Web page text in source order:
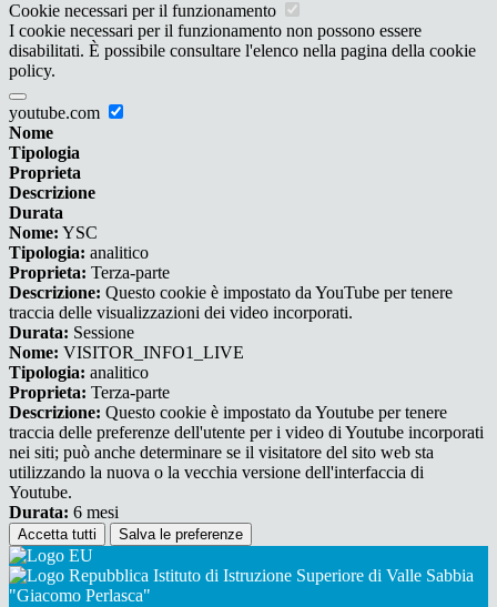
Cookie necessari per il funzionamento
I cookie necessari per il funzionamento non possono essere
disabilitati. È possibile consultare l'elenco nella pagina della cookie
policy.
youtube.com
Nome
Tipologia
Proprieta
Descrizione
Durata
Nome: YSC
Tipologia: analitico
Proprieta: Terza-parte
Descrizione: Questo cookie è impostato da YouTube per tenere
traccia delle visualizzazioni dei video incorporati.
Durata: Sessione
Nome: VISITOR_INFO1_LIVE
Tipologia: analitico
Proprieta: Terza-parte
Descrizione: Questo cookie è impostato da Youtube per tenere
traccia delle preferenze dell'utente per i video di Youtube incorporati
nei siti; può anche determinare se il visitatore del sito web sta
utilizzando la nuova o la vecchia versione dell'interfaccia di
Youtube.
Durata: 6 mesi
Accetta tutti Salva le preferenze
Istituto di Istruzione Superiore di Valle Sabbia
"Giacomo Perlasca"